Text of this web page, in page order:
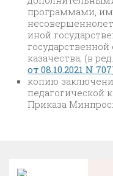
программами,
иной
казачества; (в
от 08.10.2021 N 707
копию
педагогической
Приказа